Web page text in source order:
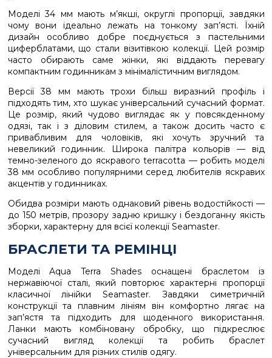
Моделі 34 мм мають м’якші, округлі пропорції, завдяки
чому вони ідеально лежать на тонкому зап’ясті. Їхній
дизайн особливо добре поєднується з пастельними
циферблатами, що стали візитівкою колекції. Цей розмір
часто обирають саме жінки, які віддають перевагу
компактним годинникам з мінімалістичним виглядом.
Версії 38 мм мають трохи більш виразний профіль і
підходять тим, хто шукає універсальний сучасний формат.
Це розмір, який чудово виглядає як у повсякденному
одязі, так і з діловим стилем, а також досить часто є
привабливим для чоловіків, які хочуть зручний та
невеликий годинник. Широка палітра кольорів — від
темно-зеленого до яскравого terracotta — робить моделі
38 мм особливо популярними серед любителів яскравих
акцентів у годинниках.
Обидва розміри мають однаковий рівень водостійкості —
до 150 метрів, прозору задню кришку і бездоганну якість
зборки, характерну для всієї колекції Seamaster.
БРАСЛЕТИ ТА РЕМІНЦІ
Моделі Aqua Terra Shades оснащені браслетом із
нержавіючої сталі, який повторює характерні пропорції
класичної лінійки Seamaster. Завдяки симетричній
конструкції та плавним лініям він комфортно лягає на
зап’ястя та підходить для щоденного використання.
Ланки мають комбіновану обробку, що підкреслює
сучасний вигляд колекції та робить браслет
універсальним для різних стилів одягу.